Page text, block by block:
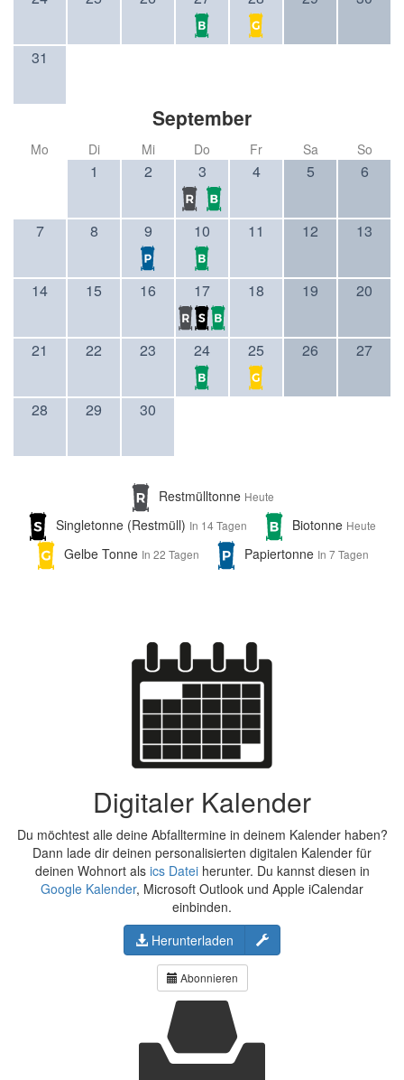
31
September
Mo Di Mi Do Fr Sa So
1 2 3 4 5 6
7 8 9 10 11 12 13
14 15 16 17 18 19 20
21 22 23 24 25 26 27
28 29 30
Restmülltonne Heute
Singletonne (Restmüll) In 14 Tagen Biotonne Heute
Gelbe Tonne In 22 Tagen Papiertonne In 7 Tagen
Digitaler Kalender
Du möchtest alle deine Abfalltermine in deinem Kalender haben?
Dann lade dir deinen personalisierten digitalen Kalender für
deinen Wohnort als ics Dateiherunter. Du kannst diesen in
Google Kalender, Microsoft Outlook und Apple iCalendar
einbinden.
Herunterladen
Konfigurieren
Abonnieren